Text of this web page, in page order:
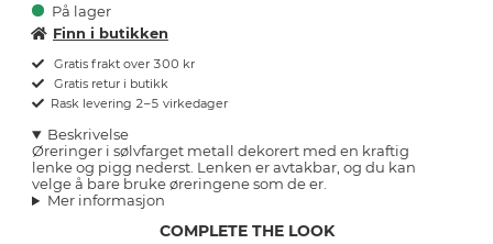
På lager
Finn i butikken
Gratis frakt over 300 kr
Gratis retur i butikk
Rask levering 2–5 virkedager
Beskrivelse
Øreringer i sølvfarget metall dekorert med en kraftig
lenke og pigg nederst. Lenken er avtakbar, og du kan
velge å bare bruke øreringene som de er.
Mer informasjon
COMPLETE THE LOOK